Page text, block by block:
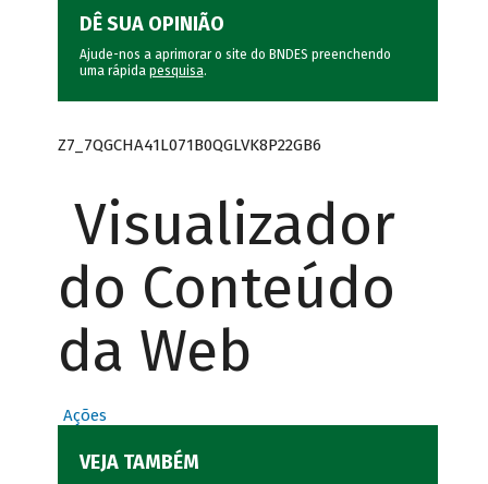
DÊ SUA OPINIÃO
Ajude-nos a aprimorar o site do BNDES preenchendo
uma rápida pesquisa.
Z7_7QGCHA41L071B0QGLVK8P22GB6
Visualizador
do Conteúdo
da Web
Ações
VEJA TAMBÉM